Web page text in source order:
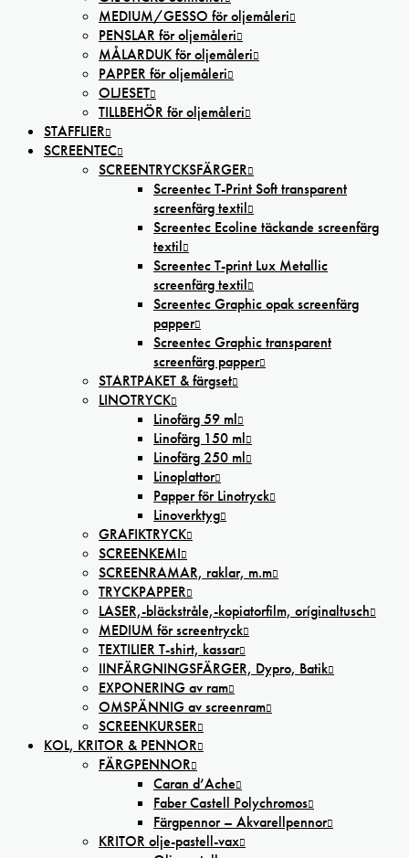
MEDIUM/GESSO för oljemåleri
PENSLAR för oljemåleri
MÅLARDUK för oljemåleri
PAPPER för oljemåleri
OLJESET
TILLBEHÖR för oljemåleri
STAFFLIER
SCREENTEC
SCREENTRYCKSFÄRGER
Screentec T-Print Soft transparent
screenfärg textil
Screentec Ecoline täckande screenfärg
textil
Screentec T-print Lux Metallic
screenfärg textil
Screentec Graphic opak screenfärg
papper
Screentec Graphic transparent
screenfärg papper
STARTPAKET & färgset
LINOTRYCK
Linofärg 59 ml
Linofärg 150 ml
Linofärg 250 ml
Linoplattor
Papper för Linotryck
Linoverktyg
GRAFIKTRYCK
SCREENKEMI
SCREENRAMAR, raklar, m.m
TRYCKPAPPER
LASER,-bläckstråle,-kopiatorfilm, oríginaltusch
MEDIUM för screentryck
TEXTILIER T-shirt, kassar
IINFÄRGNINGSFÄRGER, Dypro, Batik
EXPONERING av ram
OMSPÄNNIG av screenram
SCREENKURSER
KOL, KRITOR & PENNOR
FÄRGPENNOR
Caran d’Ache
Faber Castell Polychromos
Färgpennor – Akvarellpennor
KRITOR olje-pastell-vax